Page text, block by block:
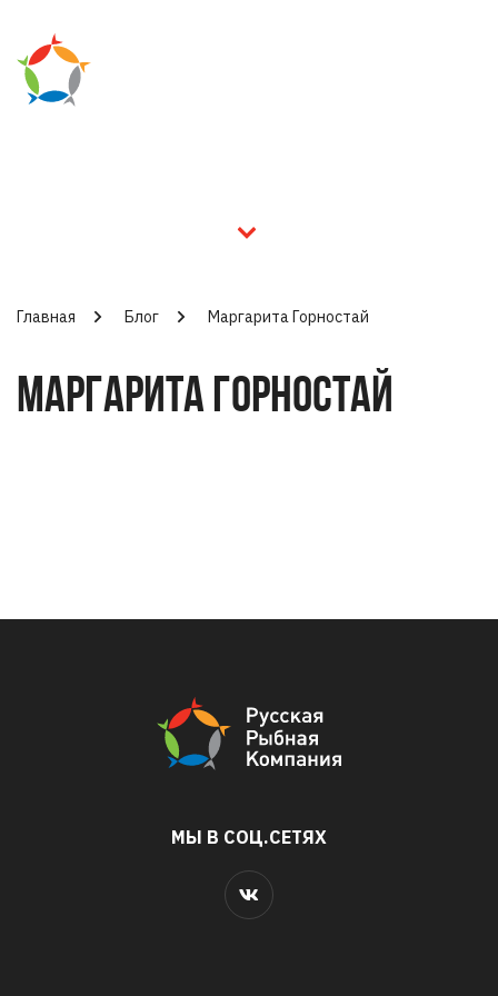
Главная Блог Маргарита Горностай
МАРГАРИТА ГОРНОСТАЙ
МЫ В СОЦ.СЕТЯХ